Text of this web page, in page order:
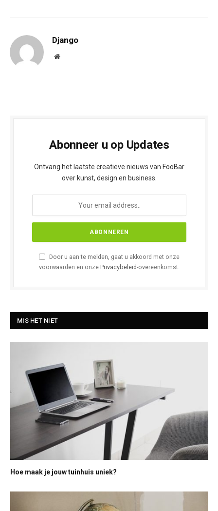
Django
Website
Abonneer u op Updates
Ontvang het laatste creatieve nieuws van FooBar
over kunst, design en business.
Door u aan te melden, gaat u akkoord met onze
voorwaarden en onze Privacybeleid-overeenkomst.
MIS HET NIET
Hoe maak je jouw tuinhuis uniek?